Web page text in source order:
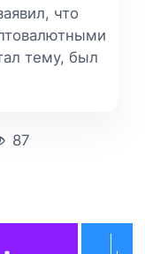
что
тему, был
87